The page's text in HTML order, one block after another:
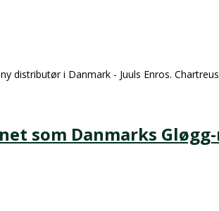
distributør i Danmark - Juuls Enros.
som Danmarks